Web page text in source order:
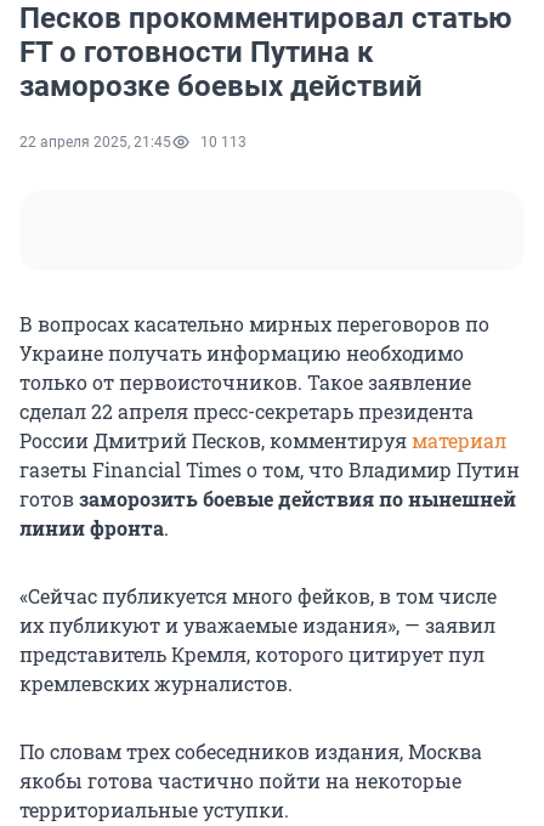
Песков прокомментировал статью
FT о готовности Путина к
заморозке боевых действий
22 апреля 2025, 21:45 10 113
В вопросах касательно мирных переговоров по
Украине получать информацию необходимо
только от первоисточников. Такое заявление
сделал22 апреляпресс-секретарь президента
России Дмитрий Песков, комментируяматериал
газеты Financial Times о том, что Владимир Путин
готовзаморозить боевые действия по нынешней
линии фронта.
«Сейчас публикуется много фейков, в том числе
их публикуют и уважаемые издания», — заявил
представитель Кремля, которого цитирует пул
кремлевских журналистов.
По словам трех собеседников издания, Москва
якобы готова частично пойти на некоторые
территориальные уступки.